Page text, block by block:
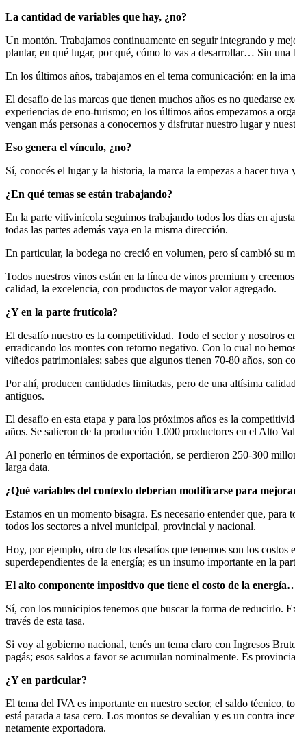
La cantidad de variables que hay, ¿no?
Un montón. Trabajamos continuamente en seguir integrando y
plantar, en qué lugar, por qué, cómo lo vas a desarrollar… Sin una
En los últimos años, trabajamos en el tema comunicación: en la
El desafío de las marcas que tienen muchos años es no quedarse
experiencias de eno-turismo; en los últimos años empezamos a
vengan más personas a conocernos y disfrutar nuestro lugar y
Eso genera el vínculo, ¿no?
Sí, conocés el lugar y la historia, la marca la empezas a hacer
¿En qué temas se están trabajando?
En la parte vitivinícola seguimos trabajando todos los días en
todas las partes además vaya en la misma dirección.
En particular, la bodega no creció en volumen, pero sí cambió su
Todos nuestros vinos están en la línea de vinos premium y
calidad, la excelencia, con productos de mayor valor agregado.
¿Y en la parte frutícola?
El desafío nuestro es la competitividad. Todo el sector y nosotros
erradicando los montes con retorno negativo. Con lo cual no
viñedos patrimoniales; sabes que algunos tienen 70-80 años, son
Por ahí, producen cantidades limitadas, pero de una altísima
antiguos.
El desafío en esta etapa y para los próximos años es la
años. Se salieron de la producción 1.000 productores en el Alto
Al ponerlo en términos de exportación, se perdieron 250-300
larga data.
¿Qué variables del contexto deberían modificarse para
Estamos en un momento bisagra. Es necesario entender que,
todos los sectores a nivel municipal, provincial y nacional.
Hoy, por ejemplo, otro de los desafíos que tenemos son los
superdependientes de la energía; es un insumo importante en la
El alto componente impositivo que tiene el costo de la
Sí, con los municipios tenemos que buscar la forma de reducirlo.
través de esta tasa.
Si voy al gobierno nacional, tenés un tema claro con Ingresos
pagás; esos saldos a favor se acumulan nominalmente. Es
¿Y en particular?
El tema del IVA es importante en nuestro sector, el saldo técnico,
está parada a tasa cero. Los montos se devalúan y es un contra
netamente exportadora.